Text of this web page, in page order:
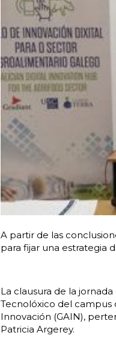
A partir de las
para fijar una estrategia
La clausura de la
Tecnolóxico del campus
Innovación (GAIN),
Patricia Argerey.